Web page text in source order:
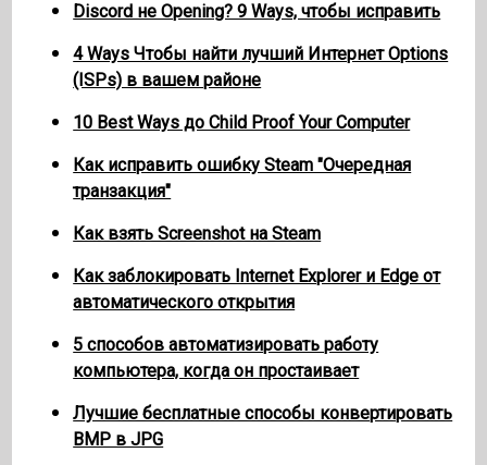
Discord не Opening? 9 Ways, чтобы исправить
4 Ways Чтобы найти лучший Интернет Options
(ISPs) в вашем районе
10 Best Ways до Child Proof Your Computer
Как исправить ошибку Steam "Очередная
транзакция"
Как взять Screenshot на Steam
Как заблокировать Internet Explorer и Edge от
автоматического открытия
5 способов автоматизировать работу
компьютера, когда он простаивает
Лучшие бесплатные способы конвертировать
BMP в JPG